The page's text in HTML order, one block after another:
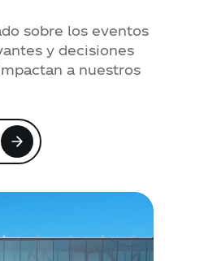
sobre los eventos
y decisiones
a nuestros